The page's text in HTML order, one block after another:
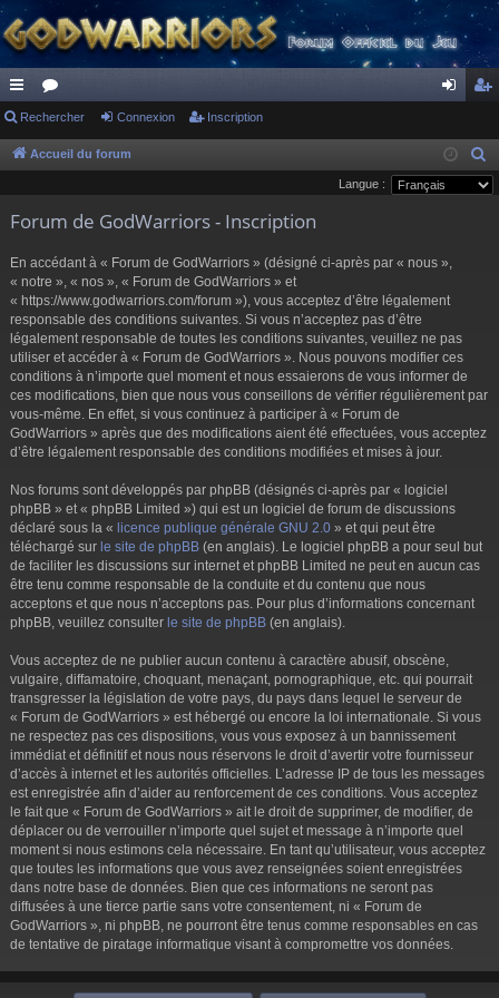
ac
co
ci
or
u
s
ne cri
pti
Rechercher Connexion Inscription
Accueil du forum
e
Langue :
Forum de GodWarriors - Inscription
En accédant à « Forum de GodWarriors » (désigné ci-après par « nous »,
« notre », « nos », « Forum de GodWarriors » et
« https://www.godwarriors.com/forum »), vous acceptez d’être légalement
responsable des conditions suivantes. Si vous n’acceptez pas d’être
légalement responsable de toutes les conditions suivantes, veuillez ne pas
utiliser et accéder à « Forum de GodWarriors ». Nous pouvons modifier ces
conditions à n’importe quel moment et nous essaierons de vous informer de
ces modifications, bien que nous vous conseillons de vérifier régulièrement par
vous-même. En effet, si vous continuez à participer à « Forum de
GodWarriors » après que des modifications aient été effectuées, vous acceptez
d’être légalement responsable des conditions modifiées et mises à jour.
Nos forums sont développés par phpBB (désignés ci-après par « logiciel
phpBB » et « phpBB Limited ») qui est un logiciel de forum de discussions
déclaré sous la « licence publique générale GNU 2.0 » et qui peut être
téléchargé sur le site de phpBB (en anglais). Le logiciel phpBB a pour seul but
de faciliter les discussions sur internet et phpBB Limited ne peut en aucun cas
être tenu comme responsable de la conduite et du contenu que nous
acceptons et que nous n’acceptons pas. Pour plus d’informations concernant
phpBB, veuillez consulter le site de phpBB (en anglais).
Vous acceptez de ne publier aucun contenu à caractère abusif, obscène,
vulgaire, diffamatoire, choquant, menaçant, pornographique, etc. qui pourrait
transgresser la législation de votre pays, du pays dans lequel le serveur de
« Forum de GodWarriors » est hébergé ou encore la loi internationale. Si vous
ne respectez pas ces dispositions, vous vous exposez à un bannissement
immédiat et définitif et nous nous réservons le droit d’avertir votre fournisseur
d’accès à internet et les autorités officielles. L’adresse IP de tous les messages
est enregistrée afin d’aider au renforcement de ces conditions. Vous acceptez
le fait que « Forum de GodWarriors » ait le droit de supprimer, de modifier, de
déplacer ou de verrouiller n’importe quel sujet et message à n’importe quel
moment si nous estimons cela nécessaire. En tant qu’utilisateur, vous acceptez
que toutes les informations que vous avez renseignées soient enregistrées
dans notre base de données. Bien que ces informations ne seront pas
diffusées à une tierce partie sans votre consentement, ni « Forum de
GodWarriors », ni phpBB, ne pourront être tenus comme responsables en cas
de tentative de piratage informatique visant à compromettre vos données.